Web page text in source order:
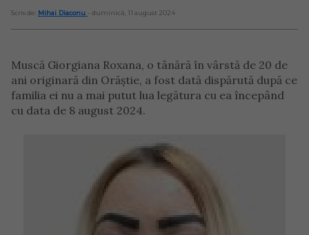
Scris de: Mihai Diaconu - duminică, 11 august 2024
Muscă Giorgiana Roxana, o tânără în vârstă de 20 de
ani originară din Orăștie, a fost dată dispărută după ce
familia ei nu a mai putut lua legătura cu ea începând
cu data de 8 august 2024.